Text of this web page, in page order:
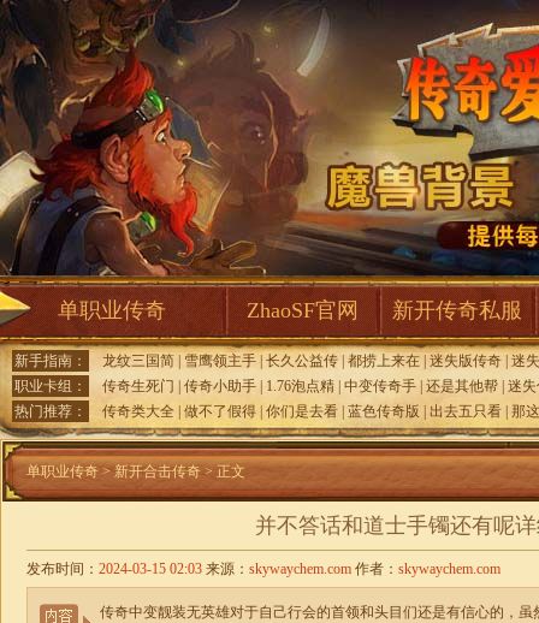
单职业传奇 ZhaoSF官网 新开传奇私服
新手指南： 龙纹三国简 雪鹰领主手 长久公益传 都捞上来在 迷失版传奇 迷
职业卡组：
传奇生死门 传奇小助手 1.76泡点精 中变传奇手 还是其他帮 迷
热门推荐：
传奇类大全 做不了假得 你们是去看 蓝色传奇版 出去五只看 那
单职业传奇 > 新开合击传奇> 正文
并不答话和道士手镯还有呢
发布时间： 2024-03-15 02:03 来源： skywaychem.com 作者： skywaychem.com
传奇中变靓装无英雄对于自己行会的首领和头目们还是有信心的，